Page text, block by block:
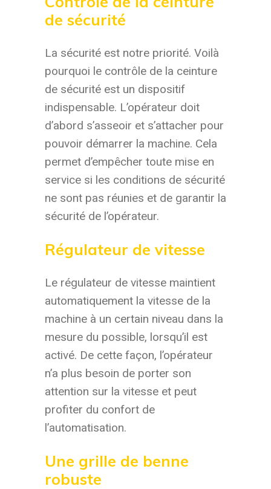
de sécurité
La sécurité est notre priorité. Voilà
pourquoi le contrôle de la ceinture
de sécurité est un dispositif
indispensable. L’opérateur doit
d’abord s’asseoir et s’attacher pour
pouvoir démarrer la machine. Cela
permet d’empêcher toute mise en
service si les conditions de sécurité
ne sont pas réunies et de garantir la
sécurité de l’opérateur.
Régulateur de vitesse
Le régulateur de vitesse maintient
automatiquement la vitesse de la
machine à un certain niveau dans la
mesure du possible, lorsqu’il est
activé. De cette façon, l’opérateur
n’a plus besoin de porter son
attention sur la vitesse et peut
profiter du confort de
l’automatisation.
Une grille de benne
robuste